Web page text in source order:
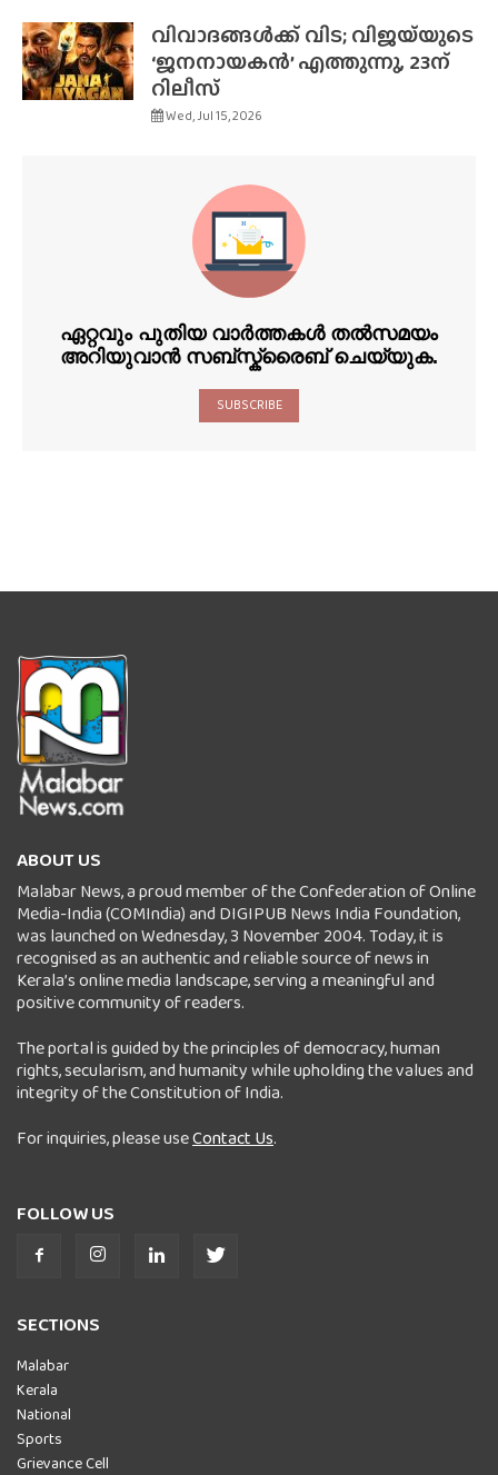
വിവാദങ്ങൾക്ക് വിട; വിജയ്‌യുടെ
‘ജനനായകൻ’ എത്തുന്നു, 23ന്
റിലീസ്
Wed, Jul 15, 2026
ഏറ്റവും പുതിയ വാർത്തകൾ തൽസമയം
അറിയുവാൻ സബ്സ്ക്രൈബ് ചെയ്യുക.
SUBSCRIBE
ABOUT US
Malabar News, a proud member of the Confederation of Online
Media-India (COMIndia) and DIGIPUB News India Foundation,
was launched on Wednesday, 3 November 2004. Today, it is
recognised as an authentic and reliable source of news in
Kerala’s online media landscape, serving a meaningful and
positive community of readers.
The portal is guided by the principles of democracy, human
rights, secularism, and humanity while upholding the values and
integrity of the Constitution of India.
For inquiries, please useContact Us.
FOLLOW US
SECTIONS
Malabar
Kerala
National
Sports
Grievance Cell